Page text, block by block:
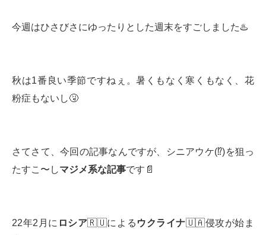
今週はひさびさにゆったりとした週末をすごしました♨️
秋は1番良い季節ですねぇ。暑くもなく寒くもなく、花
粉症もないし🤧
さてさて、今回の記事なんですが、シニアウケ(⁉️)を狙っ
たすこ〜しマジメ系な記事です📄
22年2月に ロシア🇷🇺による ウクライナ🇺🇦侵攻が始ま